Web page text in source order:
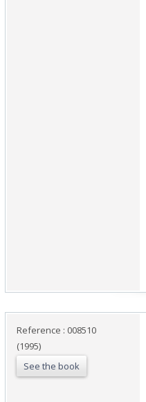
Reference : 008510
(1995)
See the book